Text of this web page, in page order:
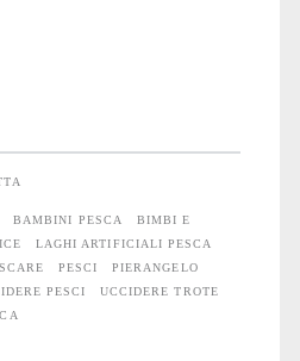
BAMBINI PESCA
BIMBI E
LAGHI ARTIFICIALI PESCA
PESCI
PIERANGELO
PESCI
UCCIDERE TROTE